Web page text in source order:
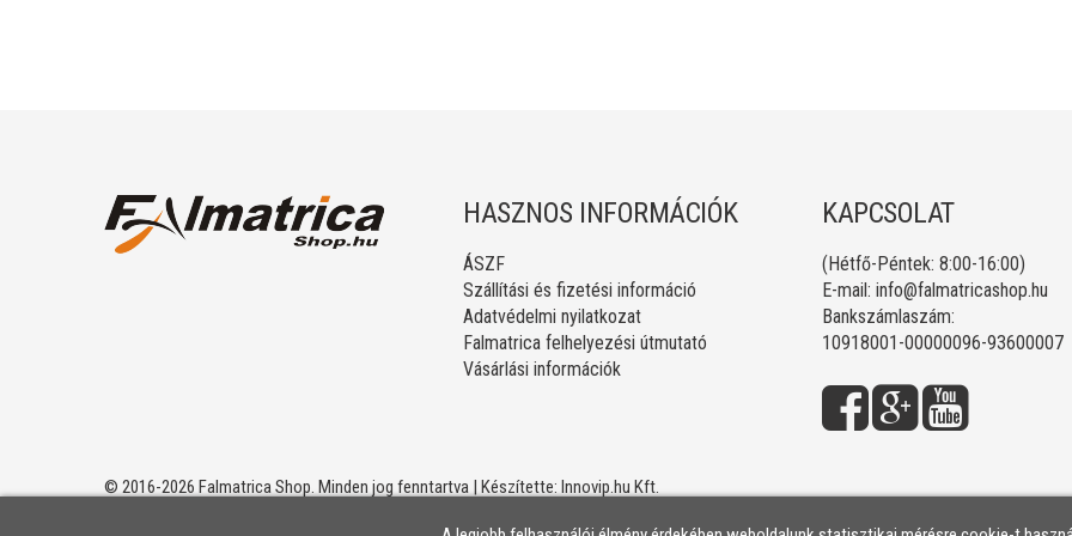
HASZNOS INFORMÁCIÓK
ÁSZF
Szállítási és fizetési információ
Adatvédelmi nyilatkozat
Falmatrica felhelyezési útmutató
Vásárlási információk
KAPCSOLAT
(Hétfő-Péntek: 8:00-16:00)
E-mail: info@falmatricashop.hu
Bankszámlaszám:
10918001-00000096-93600007
© 2016-2026 Falmatrica Shop. Minden jog fenntartva | Készítette: Innovip.hu Kft.